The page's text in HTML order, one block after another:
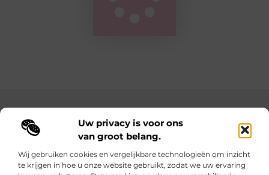
Uw privacy is voor ons
van groot belang.
Wij gebruiken cookies en vergelijkbare technologieën om inzicht
te krijgen in hoe u onze website gebruikt, zodat we uw ervaring
Main Links
Elke dag iets nieuws op lindart.be